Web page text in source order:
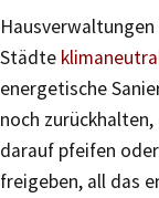
Städte
energetische
noch
darauf pfeifen
freigeben, all das